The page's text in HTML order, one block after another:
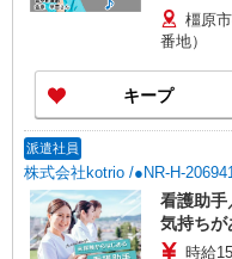
橿原
番地）
キープ
派遣社員
株式会社kotrio /●NR-H-
看護助手
気持ち
時給